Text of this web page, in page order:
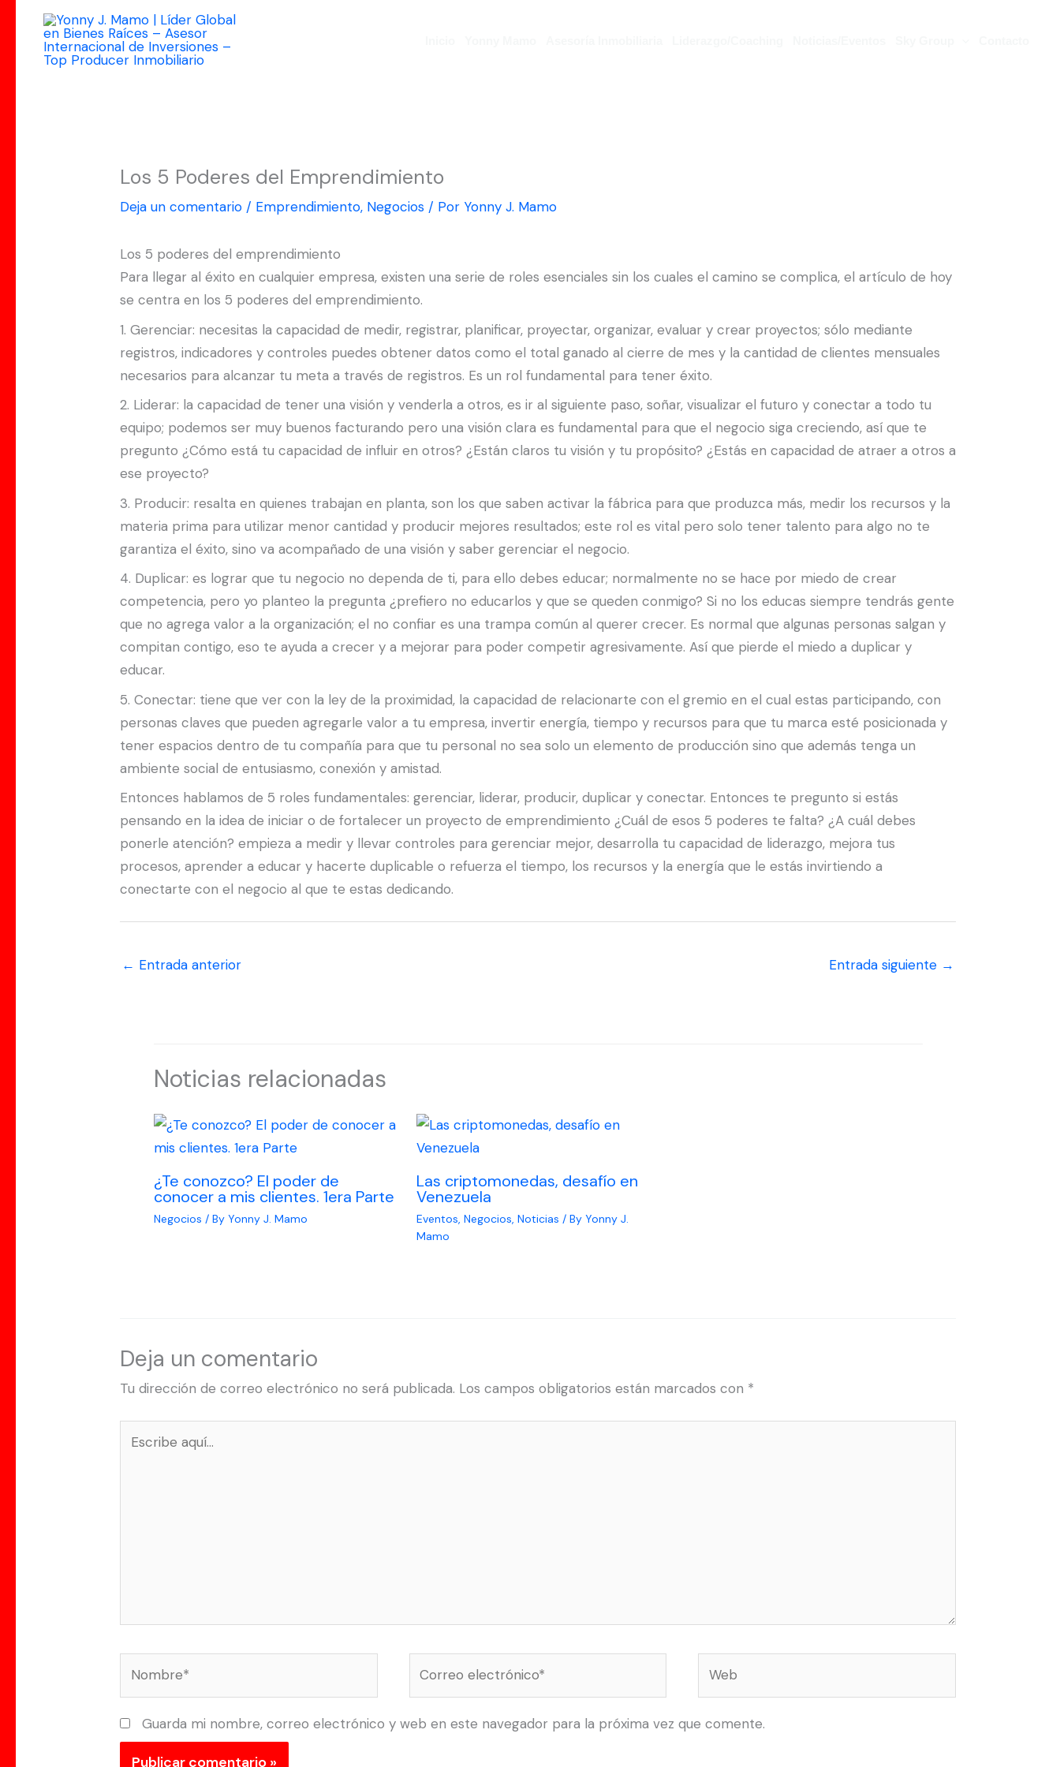
contenido
Los 5 Poderes del Emprendimiento
Deja un comentario / Emprendimiento, Negocios / Por Yonny J. Mamo
Los 5 poderes del emprendimiento
Para llegar al éxito en cualquier empresa, existen una serie de roles esenciales sin los cuales el camino se complica, el artículo de hoy
se centra en los 5 poderes del emprendimiento.
1. Gerenciar: necesitas la capacidad de medir, registrar, planificar, proyectar, organizar, evaluar y crear proyectos; sólo mediante
registros, indicadores y controles puedes obtener datos como el total ganado al cierre de mes y la cantidad de clientes mensuales
necesarios para alcanzar tu meta a través de registros. Es un rol fundamental para tener éxito.
2. Liderar: la capacidad de tener una visión y venderla a otros, es ir al siguiente paso, soñar, visualizar el futuro y conectar a todo tu
equipo; podemos ser muy buenos facturando pero una visión clara es fundamental para que el negocio siga creciendo, así que te
pregunto ¿Cómo está tu capacidad de influir en otros? ¿Están claros tu visión y tu propósito? ¿Estás en capacidad de atraer a otros a
ese proyecto?
3. Producir: resalta en quienes trabajan en planta, son los que saben activar la fábrica para que produzca más, medir los recursos y la
materia prima para utilizar menor cantidad y producir mejores resultados; este rol es vital pero solo tener talento para algo no te
garantiza el éxito, sino va acompañado de una visión y saber gerenciar el negocio.
4. Duplicar: es lograr que tu negocio no dependa de ti, para ello debes educar; normalmente no se hace por miedo de crear
competencia, pero yo planteo la pregunta ¿prefiero no educarlos y que se queden conmigo? Si no los educas siempre tendrás gente
que no agrega valor a la organización; el no confiar es una trampa común al querer crecer. Es normal que algunas personas salgan y
compitan contigo, eso te ayuda a crecer y a mejorar para poder competir agresivamente. Así que pierde el miedo a duplicar y
educar.
5. Conectar: tiene que ver con la ley de la proximidad, la capacidad de relacionarte con el gremio en el cual estas participando, con
personas claves que pueden agregarle valor a tu empresa, invertir energía, tiempo y recursos para que tu marca esté posicionada y
tener espacios dentro de tu compañía para que tu personal no sea solo un elemento de producción sino que además tenga un
ambiente social de entusiasmo, conexión y amistad.
Entonces hablamos de 5 roles fundamentales: gerenciar, liderar, producir, duplicar y conectar. Entonces te pregunto si estás
pensando en la idea de iniciar o de fortalecer un proyecto de emprendimiento ¿Cuál de esos 5 poderes te falta? ¿A cuál debes
ponerle atención? empieza a medir y llevar controles para gerenciar mejor, desarrolla tu capacidad de liderazgo, mejora tus
procesos, aprender a educar y hacerte duplicable o refuerza el tiempo, los recursos y la energía que le estás invirtiendo a
conectarte con el negocio al que te estas dedicando.
← Entrada anterior Entrada siguiente →
Noticias relacionadas
¿Te conozco? El poder de
conocer a mis clientes. 1era Parte
Negocios / By Yonny J. Mamo
Las criptomonedas, desafío en
Venezuela
Eventos, Negocios, Noticias / By Yonny J.
Mamo
Deja un comentario
Tu dirección de correo electrónico no será publicada. Los campos obligatorios están marcados con *
Guarda mi nombre, correo electrónico y web en este navegador para la próxima vez que comente.